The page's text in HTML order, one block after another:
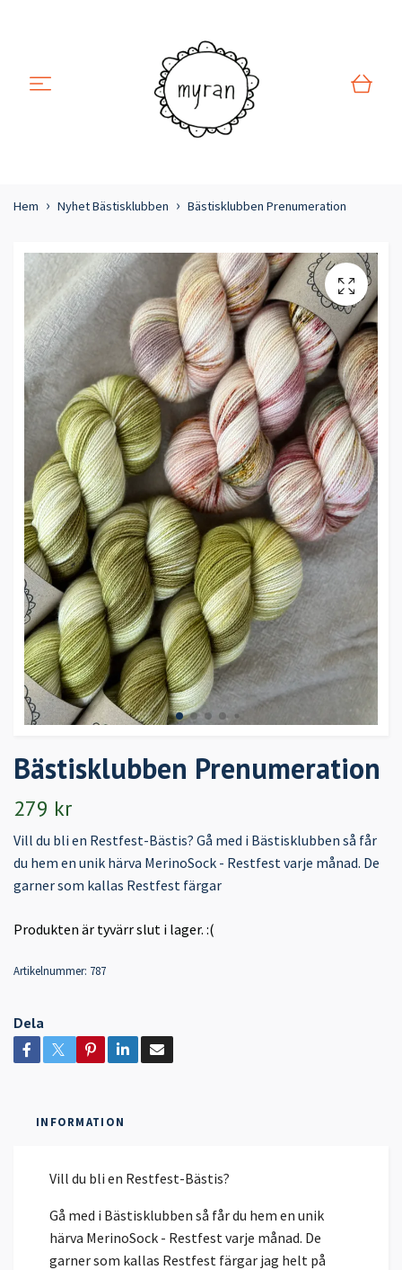
Hem Nyhet Bästisklubben Bästisklubben Prenumeration
Bästisklubben Prenumeration
279 kr
Vill du bli en Restfest-Bästis? Gå med i Bästisklubben så får
du hem en unik härva MerinoSock - Restfest varje månad. De
garner som kallas Restfest färgar
Produkten är tyvärr slut i lager. :(
Artikelnummer: 787
Dela
INFORMATION
Vill du bli en Restfest-Bästis?
Gå med i Bästisklubben så får du hem en unik
härva MerinoSock - Restfest varje månad. De
garner som kallas Restfest färgar jag helt på